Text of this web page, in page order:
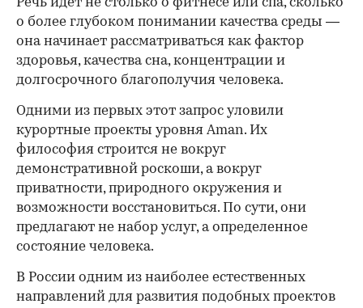
о более глубоком понимании качества среды —
она начинает рассматриваться как фактор
здоровья, качества сна, концентрации и
долгосрочного благополучия человека.
Одними из первых этот запрос уловили
курортные проекты уровня Aman. Их
философия строится не вокруг
демонстративной роскоши, а вокруг
приватности, природного окружения и
возможности восстановиться. По сути, они
предлагают не набор услуг, а определенное
состояние человека.
В России одним из наиболее естественных
направлений для развития подобных проектов